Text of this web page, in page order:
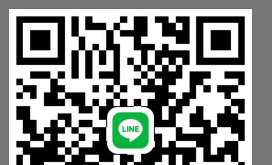
買〉
求
挑〉
中
師
大
阱〉